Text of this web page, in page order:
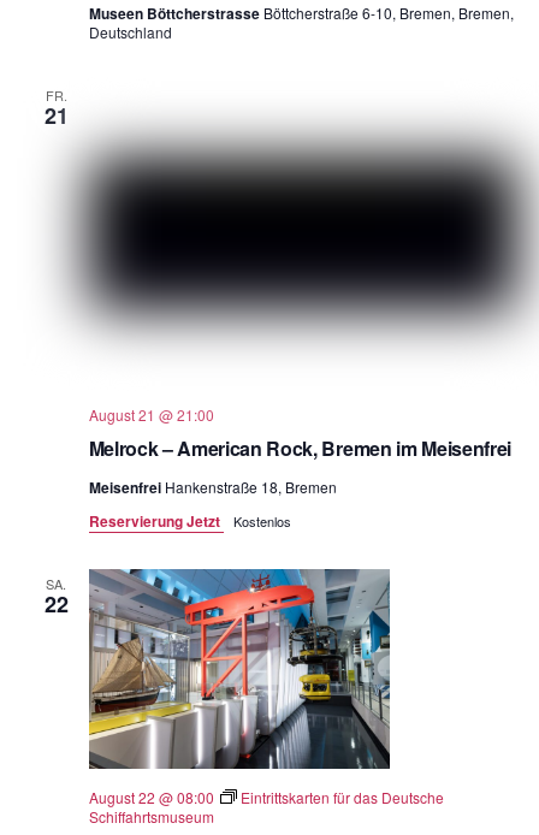
Museen Böttcherstrasse Böttcherstraße 6-10, Bremen, Bremen,
Deutschland
FR.
21
Melrock – American Rock, Bremen im Meisenfrei
August 21 @ 21:00
Meisenfrei Hankenstraße 18, Bremen
Reservierung Jetzt Kostenlos
SA.
22
August 22 @ 08:00
Eintrittskarten für das Deutsche
Schiffahrtsmuseum